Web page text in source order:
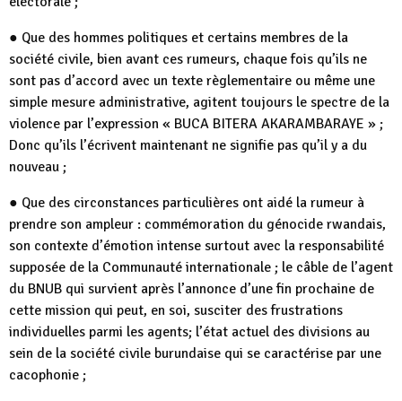
● Que des hommes politiques et certains membres de la
société civile, bien avant ces rumeurs, chaque fois qu’ils ne
sont pas d’accord avec un texte règlementaire ou même une
simple mesure administrative, agitent toujours le spectre de la
violence par l’expression « BUCA BITERA AKARAMBARAYE » ;
Donc qu’ils l’écrivent maintenant ne signifie pas qu’il y a du
nouveau ;
● Que des circonstances particulières ont aidé la rumeur à
prendre son ampleur : commémoration du génocide rwandais,
son contexte d’émotion intense surtout avec la responsabilité
supposée de la Communauté internationale ; le câble de l’agent
du BNUB qui survient après l’annonce d’une fin prochaine de
cette mission qui peut, en soi, susciter des frustrations
individuelles parmi les agents; l’état actuel des divisions au
sein de la société civile burundaise qui se caractérise par une
cacophonie ;